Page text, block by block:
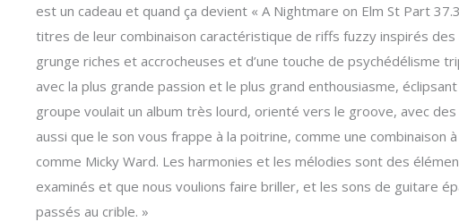
est un cadeau et quand ça devient « A Nightmare on Elm St Part
titres de leur combinaison caractéristique de riffs fuzzy inspirés
grunge riches et accrocheuses et d’une touche de psychédélisme
avec la plus grande passion et le plus grand enthousiasme,
groupe voulait un album très lourd, orienté vers le groove, avec
aussi que le son vous frappe à la poitrine, comme une combinaison
comme Micky Ward. Les harmonies et les mélodies sont des
examinés et que nous voulions faire briller, et les sons de guitare
passés au crible. »